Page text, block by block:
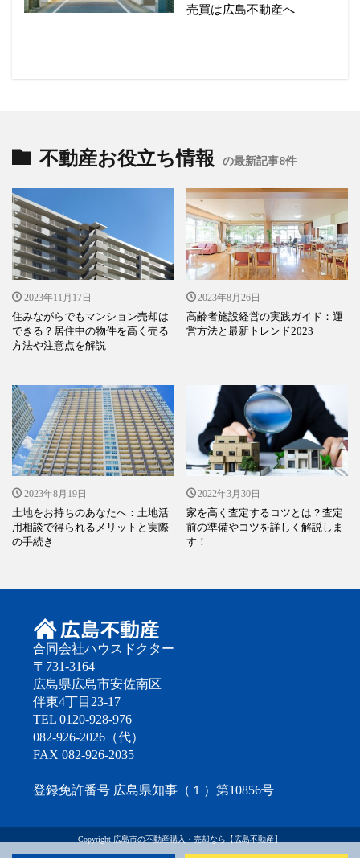
売買は広島不動産へ
不動産お役立ち情報 の最新記事8件
2023年11月17日
住みながらでもマンション売却は
できる？居住中の物件を高く売る
方法や注意点を解説
2023年8月26日
高齢者施設経営の実践ガイド：運
営方法と最新トレンド2023
2023年8月19日
土地をお持ちのあなたへ：土地活
用相談で得られるメリットと実際
の手続き
2022年3月30日
家を高く査定するコツとは？査定
前の準備やコツを詳しく解説しま
す！
合同会社ハウスドクター
〒731-3164
広島県広島市安佐南区
伴東4丁目23-17
TEL 0120-928-976
082-926-2026（代）
FAX 082-926-2035
登録免許番号 広島県知事（１）第10856号
Copyright 広島市の不動産購入・売却なら【広島不動産】